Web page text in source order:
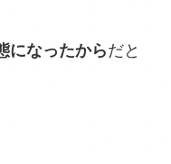
になったからだと